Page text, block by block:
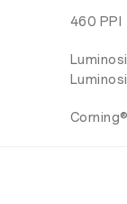
460 PPI